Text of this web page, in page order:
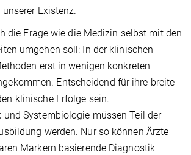
Existenz.
die Frage wie die Medizin selbst mit den
umgehen soll: In der klinischen
erst in wenigen konkreten
Entscheidend für ihre breite
klinische Erfolge sein.
und Systembiologie müssen Teil der
werden. Nur so können Ärzte
Markern basierende Diagnostik